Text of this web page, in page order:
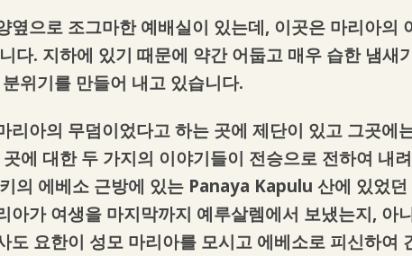
으로 조그마한 예배실이 있는데, 이곳은 마리아의
다. 지하에 있기 때문에 약간 어둡고 매우 습한 냄새
위기를 만들어 내고 있습니다.
아의 무덤이었다고 하는 곳에 제단이 있고 그곳에
에 대한 두 가지의 이야기들이 전승으로 전하여 내
의 에베소 근방에 있는 Panaya Kapulu 산에 있었
가 여생을 마지막까지 예루살렘에서 보냈는지, 아
요한이 성모 마리아를 모시고 에베소로 피신하여